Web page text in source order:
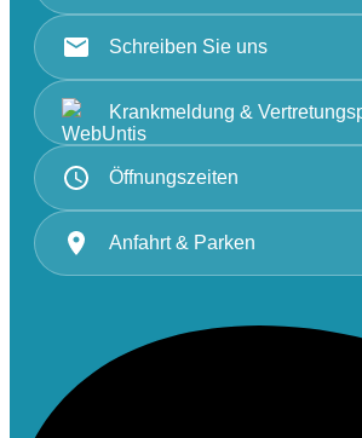
Schreiben Sie uns
Krankmeldung &
Öffnungszeiten
Anfahrt & Parken